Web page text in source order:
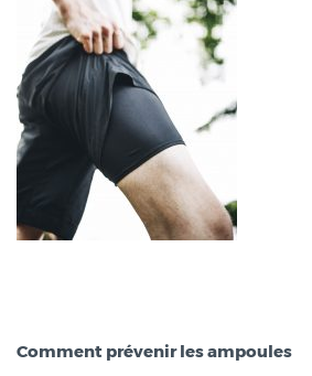
Comment prévenir les ampoules